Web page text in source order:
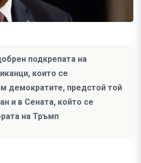
подкрепата на
които се
демократите, предстой той
и в Сената, който се
на Тръмп